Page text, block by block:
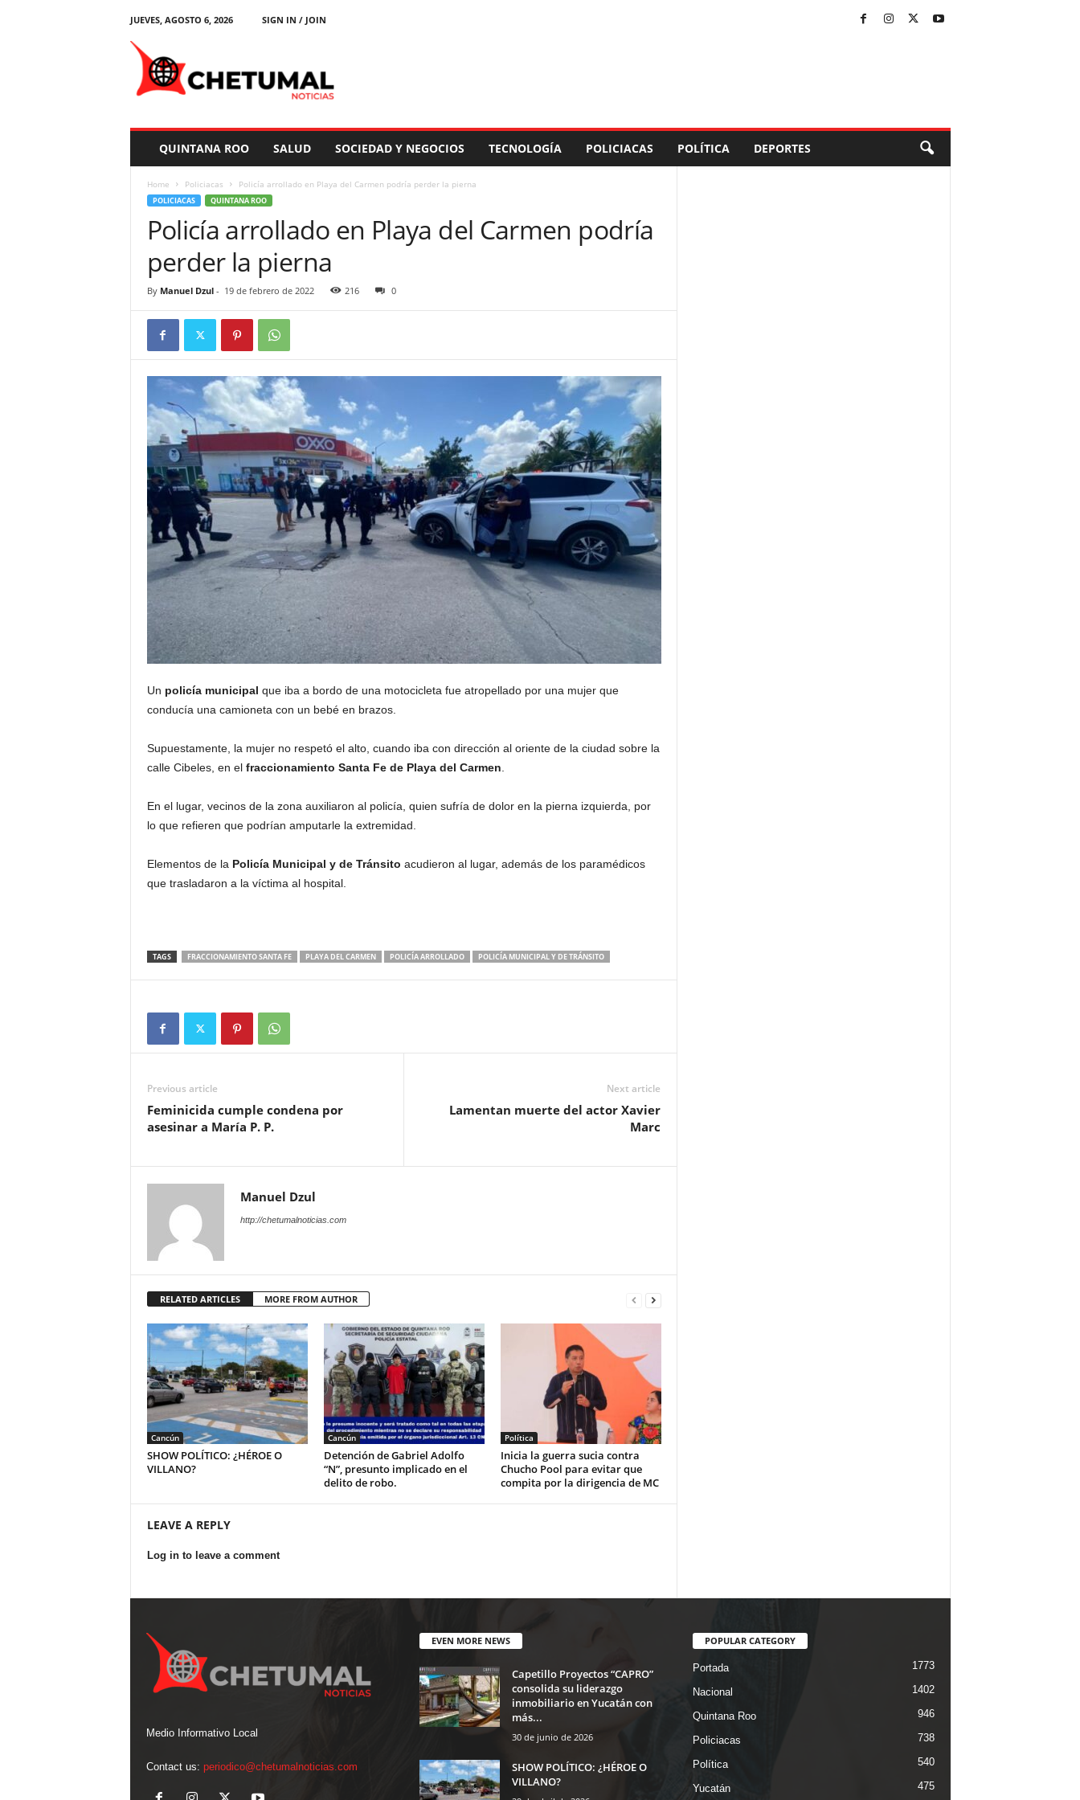
JUEVES, AGOSTO 6, 2026
SIGN IN / JOIN
QUINTANA ROO SALUD SOCIEDAD Y NEGOCIOS TECNOLOGÍA POLICIACAS POLÍTICA DEPORTES
Home Policiacas Policía arrollado en Playa del Carmen podría perder la pierna
POLICIACAS QUINTANA ROO
Policía arrollado en Playa del Carmen podría
perder la pierna
By Manuel Dzul- 19 de febrero de 2022 216 0
Un policía municipal que iba a bordo de una motocicleta fue atropellado por una mujer que
conducía una camioneta con un bebé en brazos.
Supuestamente, la mujer no respetó el alto, cuando iba con dirección al oriente de la ciudad sobre la
calle Cibeles, en el fraccionamiento Santa Fe de Playa del Carmen
En el lugar, vecinos de la zona auxiliaron al policía, quien sufría de dolor en la pierna izquierda, por
lo que refieren que podrían amputarle la extremidad.
Elementos de la Policía Municipal y de Tránsito acudieron al lugar, además de los paramédicos
que trasladaron a la víctima al hospital.
TAGS FRACCIONAMIENTO SANTA FE PLAYA DEL CARMEN POLICÍA ARROLLADO POLICÍA MUNICIPAL Y DE TRÁNSITO
Previous article
Feminicida cumple condena por
asesinar a María P. P.
Next article
Lamentan muerte del actor Xavier
Marc
Manuel Dzul
http://chetumalnoticias.com
RELATED ARTICLES MORE FROM AUTHOR
Cancún
SHOW POLÍTICO: ¿HÉROE O
VILLANO?
Cancún
Detención de Gabriel Adolfo
“N”, presunto implicado en el
delito de robo.
Política
Inicia la guerra sucia contra
Chucho Pool para evitar que
compita por la dirigencia de MC
LEAVE A REPLY
Log in to leave a comment
Medio Informativo Local
Contact us: periodico@chetumalnoticias.com
EVEN MORE NEWS
Capetillo Proyectos “CAPRO”
consolida su liderazgo
inmobiliario en Yucatán con
más...
30 de junio de 2026
SHOW POLÍTICO: ¿HÉROE O
VILLANO?
POPULAR CATEGORY
Portada 1773
Nacional 1402
Quintana Roo 946
Policiacas 738
Política 540
Yucatán 475